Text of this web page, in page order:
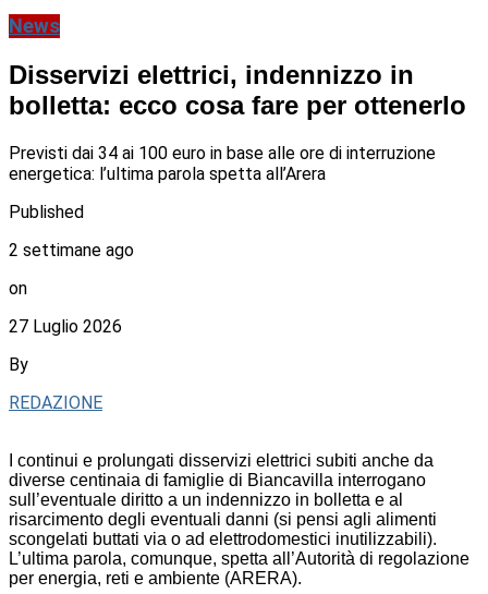
News
Disservizi elettrici, indennizzo in
bolletta: ecco cosa fare per ottenerlo
Previsti dai 34 ai 100 euro in base alle ore di interruzione
energetica: l’ultima parola spetta all’Arera
Published
2 settimane ago
on
27 Luglio 2026
By
REDAZIONE
I continui e prolungati disservizi elettrici subiti anche da
diverse centinaia di famiglie di Biancavilla interrogano
sull’eventuale diritto a un indennizzo in bolletta e al
risarcimento degli eventuali danni (si pensi agli alimenti
scongelati buttati via o ad elettrodomestici inutilizzabili).
L’ultima parola, comunque, spetta all’Autorità di regolazione
per energia, reti e ambiente (ARERA).